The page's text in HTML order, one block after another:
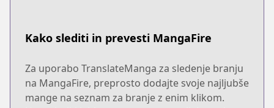
Kako slediti in prevesti MangaFire
Za uporabo TranslateManga za sledenje branju
na MangaFire, preprosto dodajte svoje najljubše
mange na seznam za branje z enim klikom.